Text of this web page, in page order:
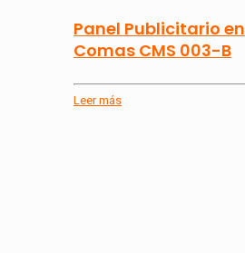
Panel Publicitario en
Comas CMS 003-B
Leer más